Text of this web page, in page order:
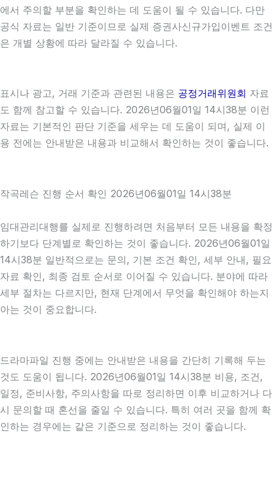
에서 주의할 부분을 확인하는 데 도움이 될 수 있습니다. 다만
공식 자료는 일반 기준이므로 실제 증권사신규가입이벤트 조건
은 개별 상황에 따라 달라질 수 있습니다.
표시나 광고, 거래 기준과 관련된 내용은 공정거래위원회 자료
도 함께 참고할 수 있습니다. 2026년06월01일 14시38분 이런
자료는 기본적인 판단 기준을 세우는 데 도움이 되며, 실제 이
용 전에는 안내받은 내용과 비교해서 확인하는 것이 좋습니다.
작곡레슨 진행 순서 확인 2026년06월01일 14시38분
임대관리대행를 실제로 진행하려면 처음부터 모든 내용을 확정
하기보다 단계별로 확인하는 것이 좋습니다. 2026년06월01일
14시38분 일반적으로는 문의, 기본 조건 확인, 세부 안내, 필요
자료 확인, 최종 검토 순서로 이어질 수 있습니다. 분야에 따라
세부 절차는 다르지만, 현재 단계에서 무엇을 확인해야 하는지
아는 것이 중요합니다.
드라마파일 진행 중에는 안내받은 내용을 간단히 기록해 두는
것도 도움이 됩니다. 2026년06월01일 14시38분 비용, 조건,
일정, 준비사항, 주의사항을 따로 정리하면 이후 비교하거나 다
시 문의할 때 혼선을 줄일 수 있습니다. 특히 여러 곳을 함께 확
인하는 경우에는 같은 기준으로 정리하는 것이 좋습니다.